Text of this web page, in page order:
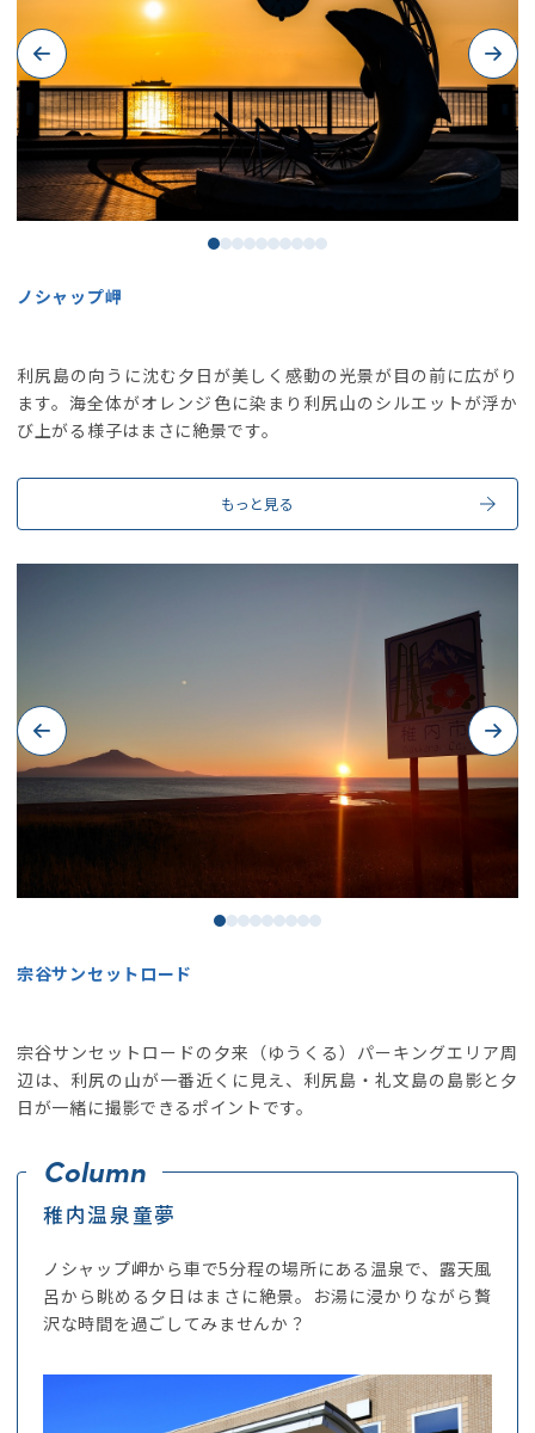
Previous Next
ノシャップ岬
利尻島の向うに沈む夕日が美しく感動の光景が目の前に広がり
ます。海全体がオレンジ色に染まり利尻山のシルエットが浮か
び上がる様子はまさに絶景です。
もっと見る
Previous Next
宗谷サンセットロード
宗谷サンセットロードの夕来（ゆうくる）パーキングエリア周
辺は、利尻の山が一番近くに見え、利尻島・礼文島の島影と夕
日が一緒に撮影できるポイントです。
稚内温泉童夢
ノシャップ岬から車で5分程の場所にある温泉で、露天風
呂から眺める夕日はまさに絶景。お湯に浸かりながら贅
沢な時間を過ごしてみませんか？